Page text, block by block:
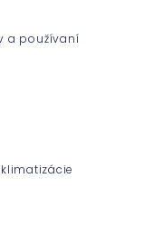
a používaní